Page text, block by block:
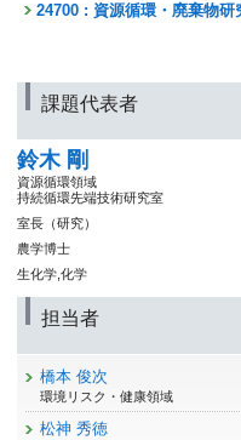
24700 : 資源循環・廃棄物研
課題代表者
鈴木 剛
資源循環領域
持続循環先端技術研究室
室長（研究）
農学博士
生化学,化学
担当者
橋本 俊次
環境リスク・健康領域
松神 秀徳